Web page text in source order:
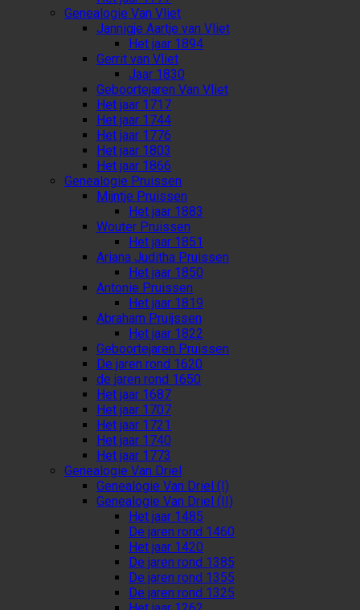
Genealogie Van Vliet
Jannigje Aartje van Vliet
Het jaar 1894
Gerrit van Vliet
Jaar 1830
Geboortejaren Van Vliet
Het jaar 1717
Het jaar 1744
Het jaar 1776
Het jaar 1803
Het jaar 1866
Genealogie Pruissen
Mijntje Pruissen
Het jaar 1883
Wouter Pruissen
Het jaar 1851
Ariana Juditha Pruissen
Het jaar 1850
Antonie Pruissen
Het jaar 1819
Abraham Pruijssen
Het jaar 1822
Geboortejaren Pruissen
De jaren rond 1620
de jaren rond 1650
Het jaar 1687
Het jaar 1707
Het jaar 1721
Het jaar 1740
Het jaar 1773
Genealogie Van Driel
Genealogie Van Driel (I)
Genealogie Van Driel (II)
Het jaar 1485
De jaren rond 1460
Het jaar 1420
De jaren rond 1385
De jaren rond 1355
De jaren rond 1325